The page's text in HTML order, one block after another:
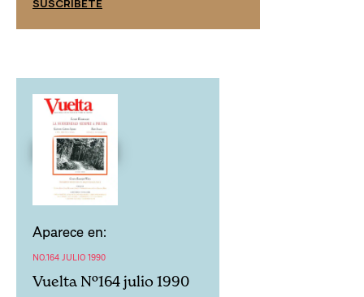
Aparece en:
NO.164 JULIO 1990
Vuelta Nº164 julio 1990